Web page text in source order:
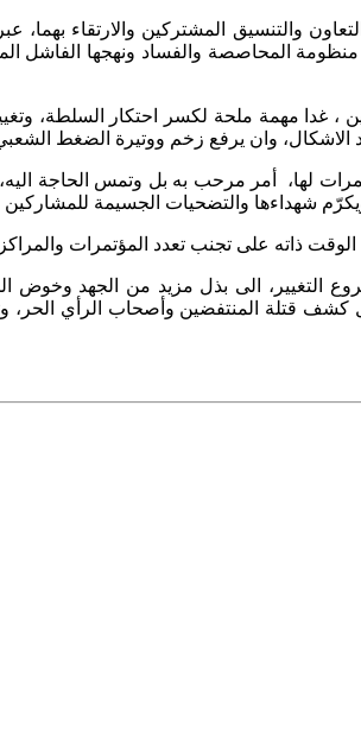
والتنسيق المشتركين والارتقاء
المحاصصة والفساد ونهجها الفاشل
، غدا مهمة ملحة لكسر احتكار السلطة،
وان يرفع زخم ووتيرة الضغط
لها،
أمر مرحب به بل وتمس الحاجة
شهداءها والتضحيات الجسيمة للمشاركين
ذاته على تجنب تعدد المؤتمرات والمراكز
التغيير، الى بذل مزيد من الجهد وخوض
كشف قتلة المنتفضين وأصحاب الرأي